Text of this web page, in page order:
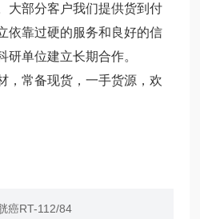
大部分客户我们提供货到付
依靠过硬的服务和良好的信
研单位建立长期合作。
，常备现货，一手货源，欢
癌RT-112/84